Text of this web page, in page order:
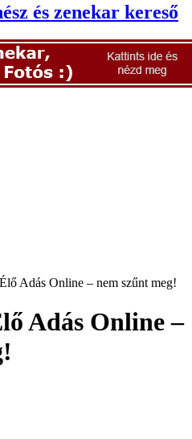
és zenekar kereső
Adás Online – nem szűnt meg!
Adás Online –